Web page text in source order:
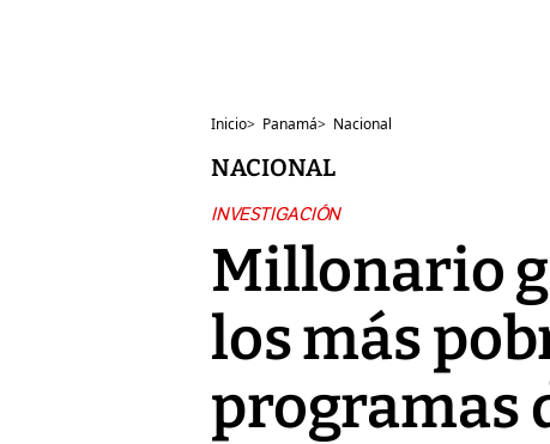
Inicio> Panamá> Nacional
NACIONAL
INVESTIGACIÓN
Millonario
los más
programas